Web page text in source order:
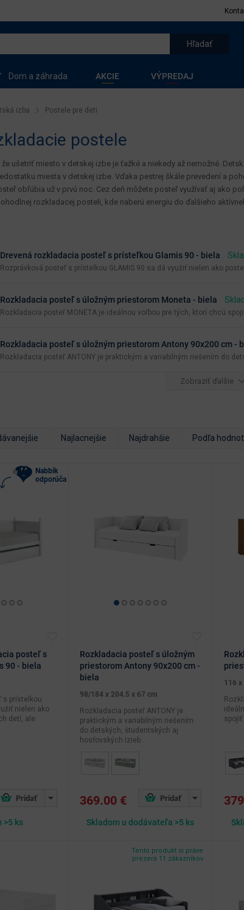
Dom a záhrada AKCIE VÝPREDAJ
izba Postele pre deti
postele
že ušetriť miesto v detskej izbe je ťažké a niekedy až nemožné.
miesta v detskej izbe. Vďaka pestrej škále prevedení a
obľúbia už v prvú noc. Cez deň môžete posteľ využívať aj ako
rozkladacej posteli, kde naberú energiu do ďalšieho
Drevená rozkladacia posteľ s prísteľkou Glamis 90 - biela
Rozprávková posteľ s prístelkou GLAMIS 90 sa dá využiť nielen ako
Rozkladacia posteľ s úložným priestorom Moneta - biela
Rozkladacia posteľ MONETA je ideálnou voľbou pre tých, ktorí chcú
Rozkladacia posteľ s úložným priestorom Antony 90x200 cm -
Rozkladacia posteľ ANTONY je praktickým a variabilným riešením do
Zobraziť ďalšie
Najlacnejšie Najdrahšie Podľa
Nabbík
odporúča
posteľ s
90 - biela
s prístelkou
nielen ako
detí, ale
>5 ks
Rozkladacia posteľ s úložným
priestorom Antony 90x200 cm -
biela
98/184 x 204.5 x 67 cm
Rozkladacia posteľ ANTONY je
praktickým a variabilným riešením
do detských, študentských aj
hosťovských izieb...
369.00 €
Skladom u dodávateľa >5 ks
116 x
spojiť
Tento produkt si práve
prezerá 11 zákazníkov